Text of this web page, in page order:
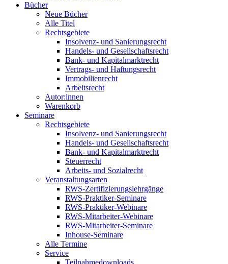
Bücher
Neue Bücher
Alle Titel
Rechtsgebiete
Insolvenz- und Sanierungsrecht
Handels- und Gesellschaftsrecht
Bank- und Kapitalmarktrecht
Vertrags- und Haftungsrecht
Immobilienrecht
Arbeitsrecht
Autor:innen
Warenkorb
Seminare
Rechtsgebiete
Insolvenz- und Sanierungsrecht
Handels- und Gesellschaftsrecht
Bank- und Kapitalmarktrecht
Steuerrecht
Arbeits- und Sozialrecht
Veranstaltungsarten
RWS-Zertifizierungslehrgänge
RWS-Praktiker-Seminare
RWS-Praktiker-Webinare
RWS-Mitarbeiter-Webinare
RWS-Mitarbeiter-Seminare
Inhouse-Seminare
Alle Termine
Service
Teilnahmedownloads